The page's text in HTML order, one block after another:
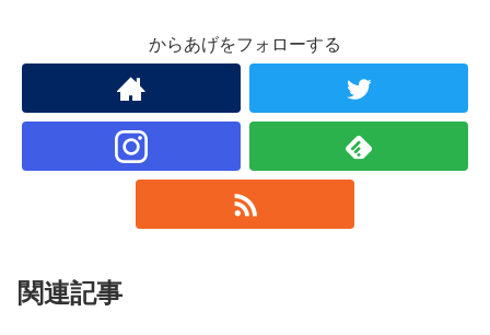
からあげをフォローする
関連記事